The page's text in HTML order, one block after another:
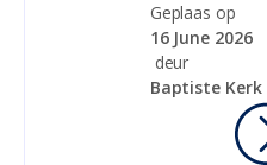
Geplaas op
16 June 2026
deur
Baptiste